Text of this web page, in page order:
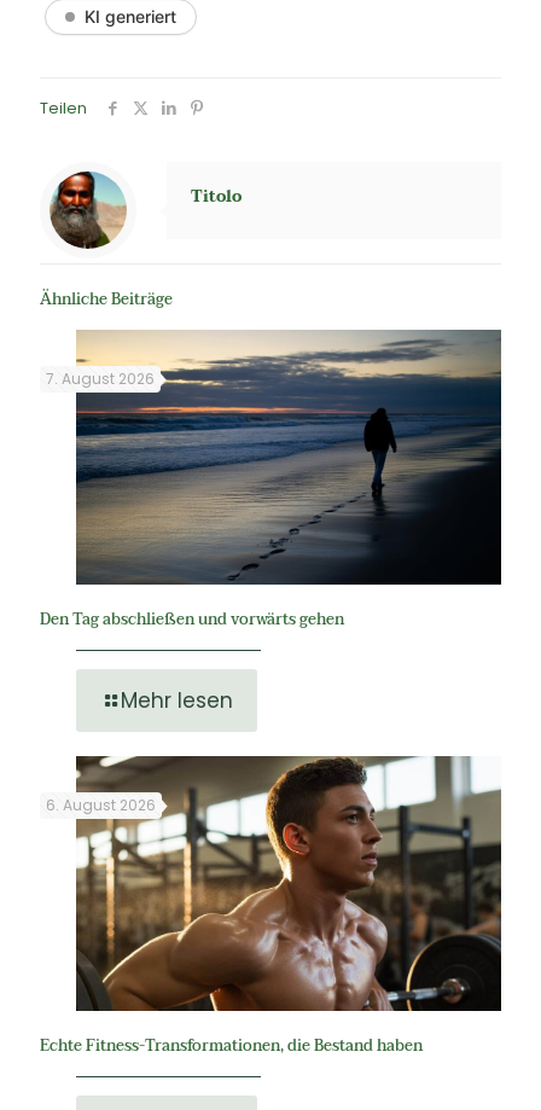
KI generiert
Teilen
Titolo
Ähnliche Beiträge
7. August 2026
Den Tag abschließen und vorwärts gehen
Mehr lesen
6. August 2026
Echte Fitness-Transformationen, die Bestand haben